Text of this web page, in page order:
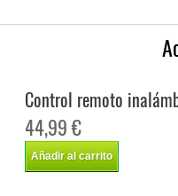
Control remoto
44,99 €
Añadir al carrito